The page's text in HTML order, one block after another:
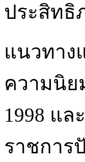
ประสิทธิ
แนวทาง
ความนิย
1998 แล
ราชการ